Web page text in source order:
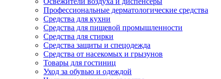
Профессиональные дерматологические средства
Средства для кухни
Средства для пищевой промышленности
Средства для стирки
Средства защиты и спецодежда
Средства от насекомых и грызунов
Товары для гостиниц
Уход за обувью и одеждой